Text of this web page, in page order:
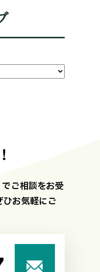
ご相談をお受
お気軽にご